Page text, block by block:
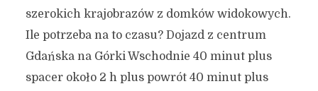
szerokich krajobrazów z domków widokowych.
Ile potrzeba na to czasu? Dojazd z centrum
Gdańska na Górki Wschodnie 40 minut plus
spacer około 2 h plus powrót 40 minut plus